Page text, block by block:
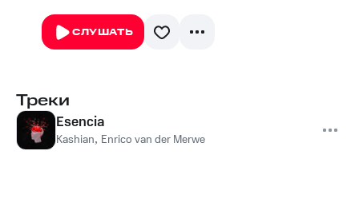
СЛУШАТЬ
Треки
Esencia
Kashian, Enrico van der Merwe